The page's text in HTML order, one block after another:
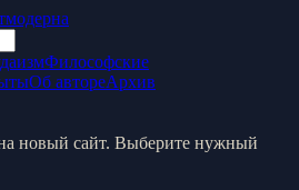
Философские
Об автореАрхив
новый сайт. Выберите нужный